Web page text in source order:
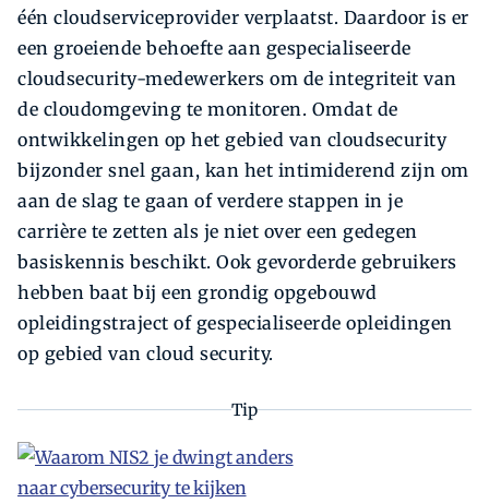
één cloudserviceprovider verplaatst. Daardoor is er
een groeiende behoefte aan gespecialiseerde
cloudsecurity-medewerkers om de integriteit van
de cloudomgeving te monitoren. Omdat de
ontwikkelingen op het gebied van cloudsecurity
bijzonder snel gaan, kan het intimiderend zijn om
aan de slag te gaan of verdere stappen in je
carrière te zetten als je niet over een gedegen
basiskennis beschikt. Ook gevorderde gebruikers
hebben baat bij een grondig opgebouwd
opleidingstraject of gespecialiseerde opleidingen
op gebied van cloud security.
Tip